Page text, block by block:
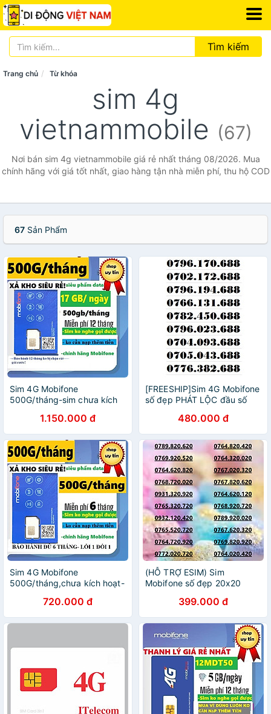
Tìm kiếm
Trang chủ Từ khóa
sim 4g
vietnammobile (67)
Nơi bán sim 4g vietnammobile giá rẻ nhất tháng 08/2026. Mua
chính hãng với giá tốt nhất, giao hàng tận nhà miễn phí, thu hộ COD
67 Sản Phẩm
Sim 4G Mobifone
500G/tháng-sim chưa kích
THÁNG- Hàng chính hãng
1.150.000 đ
[FREESHIP]Sim 4G Mobifone
số đẹp PHÁT LỘC đầu số
480.000 đ
Sim 4G Mobifone
500G/tháng,chưa kích hoạt-
6MDTT150- Hãng chính
hãng
720.000 đ
(HỖ TRỢ ESIM) Sim
Mobifone số đẹp 20x20
CHƯA KÍCH HOẠT, PHẢI
ĐĂNG KÝ CHÍNH CHỦ]-
HÀNG CHÍNH HÃNG
399.000 đ